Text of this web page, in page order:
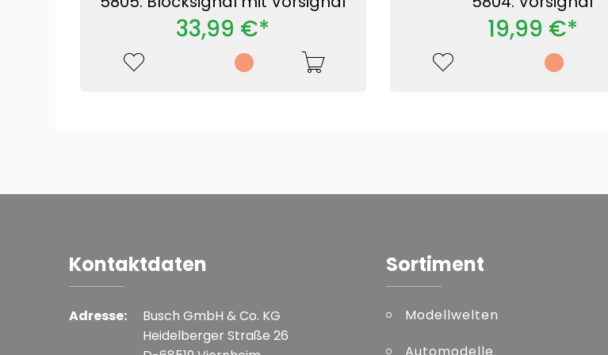
33,99 €* 19,99 €*
Kontaktdaten
Adresse:
Busch GmbH & Co. KG
Heidelberger Straße 26
Sortiment
Modellwelten
Automodelle